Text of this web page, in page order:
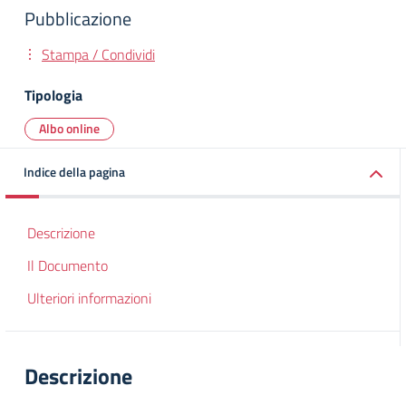
Pubblicazione
Stampa / Condividi
Tipologia
Albo online
Indice della pagina
Descrizione
Il Documento
Ulteriori informazioni
Descrizione